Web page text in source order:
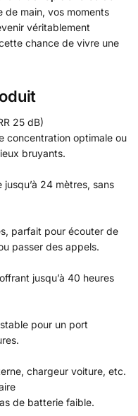
de main, vos moments
véritablement
chance de vivre une
25 dB)
concentration optimale ou
bruyants.
24 mètres, sans
parfait pour écouter de
passer des appels.
jusqu’à 40 heures
pour un port
chargeur voiture, etc.
de batterie faible.